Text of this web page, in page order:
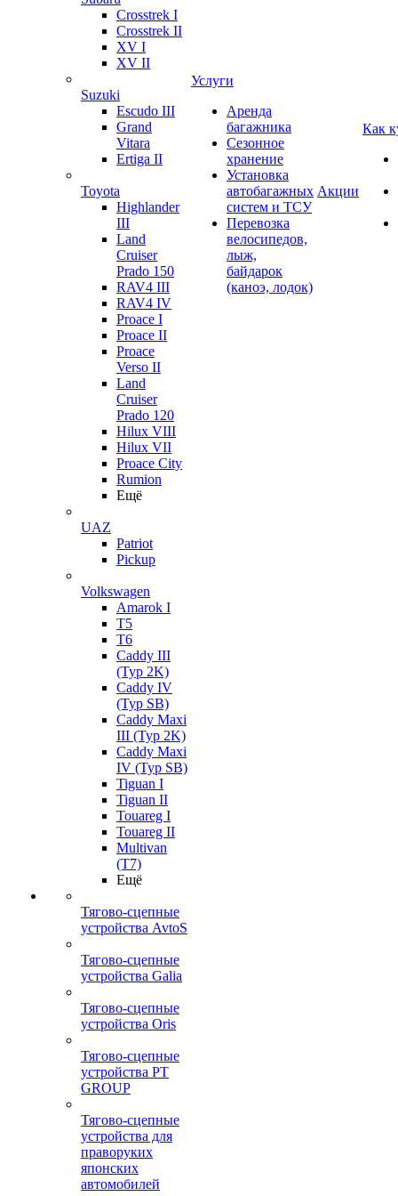
Crosstrek I
Crosstrek II
XV I
XV II
Suzuki
Escudo III
Grand
Vitara
Ertiga II
Toyota
Highlander
III
Land
Cruiser
Prado 150
RAV4 III
RAV4 IV
Proace I
Proace II
Proace
Verso II
Land
Cruiser
Prado 120
Hilux VIII
Hilux VII
Proace City
Rumion
Ещё
UAZ
Patriot
Pickup
Volkswagen
Amarok I
T5
T6
Caddy III
(Typ 2K)
Caddy IV
(Typ SB)
Caddy Maxi
III (Typ 2K)
Caddy Maxi
IV (Typ SB)
Tiguan I
Tiguan II
Touareg I
Touareg II
Multivan
(T7)
Ещё
Тягово-сцепные
устройства AvtoS
Тягово-сцепные
устройства Galia
Тягово-сцепные
устройства Oris
Тягово-сцепные
устройства PT
GROUP
Тягово-сцепные
устройства для
праворуких
японских
автомобилей
Услуги
Аренда
багажника
Сезонное
хранение
Установка
автобагажных
систем и ТСУ
Перевозка
велосипедов,
лыж,
байдарок
(каноэ, лодок)
Акции
Как